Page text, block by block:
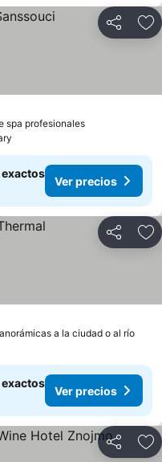
Compartir
spa profesionales
Ver precios
Compartir
a la ciudad o al río
Ver precios
Compartir